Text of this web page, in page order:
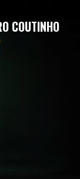
COUTINHO